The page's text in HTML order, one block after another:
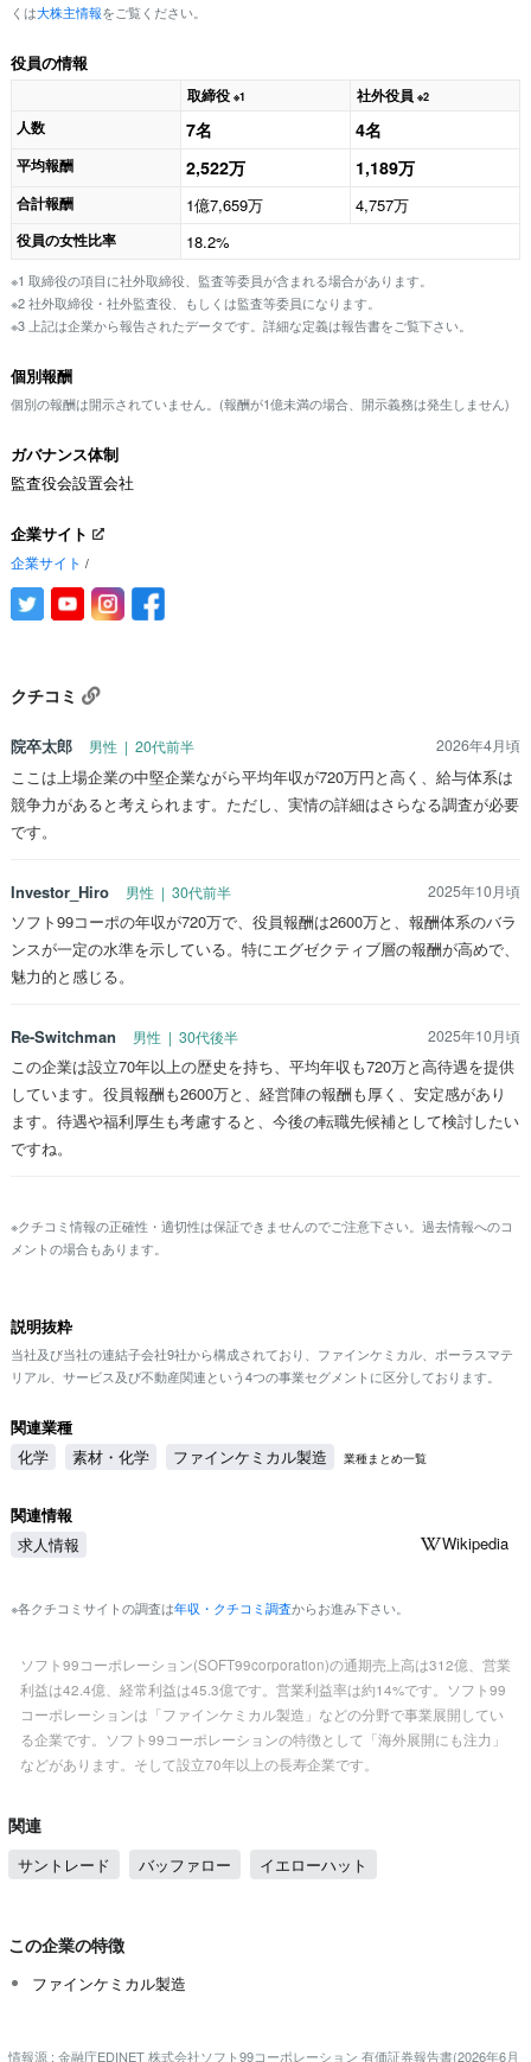
くは大株主情報をご覧ください。
役員の情報
取締役 ※1 社外役員 ※2
人数 7名 4名
平均報酬 2,522万 1,189万
合計報酬 1億7,659万 4,757万
役員の女性比率 18.2%
※1 取締役の項目に社外取締役、監査等委員が含まれる場合があります。
※2 社外取締役・社外監査役、もしくは監査等委員になります。
※3 上記は企業から報告されたデータです。詳細な定義は報告書をご覧下さい。
個別報酬
個別の報酬は開示されていません。(報酬が1億未満の場合、開示義務は発生しません)
ガバナンス体制
監査役会設置会社
企業サイト
企業サイト /
クチコミ
院卒太郎 男性 | 20代前半 2026年4月頃
ここは上場企業の中堅企業ながら平均年収が720万円と高く、給与体系は
競争力があると考えられます。ただし、実情の詳細はさらなる調査が必要
です。
Investor_Hiro 男性 | 30代前半 2025年10月頃
ソフト99コーポの年収が720万で、役員報酬は2600万と、報酬体系のバラ
ンスが一定の水準を示している。特にエグゼクティブ層の報酬が高めで、
魅力的と感じる。
Re-Switchman 男性 | 30代後半 2025年10月頃
この企業は設立70年以上の歴史を持ち、平均年収も720万と高待遇を提供
しています。役員報酬も2600万と、経営陣の報酬も厚く、安定感があり
ます。待遇や福利厚生も考慮すると、今後の転職先候補として検討したい
ですね。
※クチコミ情報の正確性・適切性は保証できませんのでご注意下さい。過去情報へのコ
メントの場合もあります。
説明抜粋
当社及び当社の連結子会社9社から構成されており、ファインケミカル、ポーラスマテ
リアル、サービス及び不動産関連という4つの事業セグメントに区分しております。
関連業種
化学
素材・化学 ファインケミカル製造 業種まとめ一覧
関連情報
求人情報
Wikipedia
※各クチコミサイトの調査は年収・クチコミ調査からお進み下さい。
ソフト99コーポレーション(SOFT99corporation)の通期売上高は312億、営業
利益は42.4億、経常利益は45.3億です。営業利益率は約14%です。ソフト99
コーポレーションは「ファインケミカル製造」などの分野で事業展開してい
る企業です。ソフト99コーポレーションの特徴として「海外展開にも注力」
などがあります。そして設立70年以上の長寿企業です。
関連
サントレード バッファロー イエローハット
この企業の特徴
ファインケミカル製造
情報源 : 金融庁EDINET 株式会社ソフト99コーポレーション 有価証券報告書(2026年6月